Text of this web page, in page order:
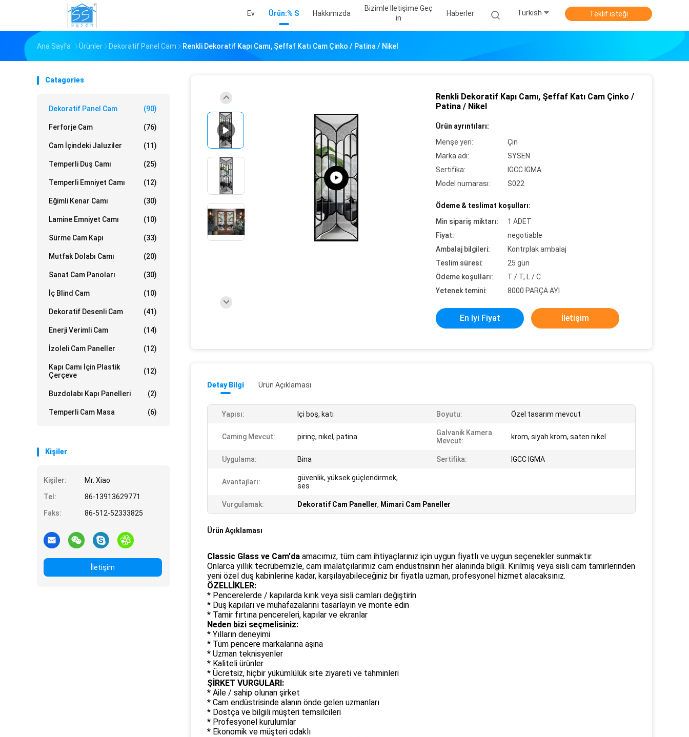
Ev Ürün:% S Hakkımızda
Bizimle Iletişime Geç
In
Haberler Turkish Teklif isteği
Ana Sayfa Ürünler Dekoratif Panel Cam Renkli Dekoratif Kapı Camı, Şeffaf Katı Cam Çinko / Patina / Nikel
Catagories
Dekoratif Panel Cam (90)
Ferforje Cam (76)
Cam İçindeki Jaluziler (11)
Temperli Duş Camı (25)
Temperli Emniyet Camı (12)
Eğimli Kenar Camı (30)
Lamine Emniyet Camı (10)
Sürme Cam Kapı (33)
Mutfak Dolabı Camı (20)
Sanat Cam Panoları (30)
İç Blind Cam (10)
Dekoratif Desenli Cam (41)
Enerji Verimli Cam (14)
İzoleli Cam Paneller (12)
Kapı Camı İçin Plastik
Çerçeve
(12)
Buzdolabı Kapı Panelleri (2)
Temperli Cam Masa (6)
Kişiler
Kişiler:
Mr. Xiao
Tel:
86-13913629771
Faks:
86-512-52333825
İletişim
Renkli Dekoratif Kapı Camı, Şeffaf Katı Cam Çinko /
Patina / Nikel
Ürün ayrıntıları:
Menşe yeri:
Çin
Marka adı:
SYSEN
Sertifika:
IGCC IGMA
Model numarası:
S022
Ödeme & teslimat koşulları:
Min sipariş miktarı:
1 ADET
Fiyat:
negotiable
Ambalaj bilgileri:
Kontrplak ambalaj
Teslim süresi:
25 gün
Ödeme koşulları:
T / T, L / C
Yetenek temini:
8000 PARÇA AYI
En Iyi Fiyat İletişim
Detay Bilgi Ürün Açıklaması
Yapısı: Içi boş, katı Boyutu: Özel tasarım mevcut
Caming Mevcut: pirinç, nikel, patina.
Galvanik Kamera
Mevcut:
krom, siyah krom, saten nikel
Uygulama: Bina Sertifika: IGCC IGMA
Avantajları:
güvenlik, yüksek güçlendirmek,
ses
Vurgulamak: Dekoratif Cam Paneller, Mimari Cam Paneller
Ürün Açıklaması
Classic Glass ve Cam'da amacımız, tüm cam ihtiyaçlarınız için uygun fiyatlı ve uygun seçenekler sunmaktır.
Onlarca yıllık tecrübemizle, cam imalatçılarımız cam endüstrisinin her alanında bilgili. Kırılmış veya sisli cam tamirlerinden
yeni özel duş kabinlerine kadar, karşılayabileceğiniz bir fiyatla uzman, profesyonel hizmet alacaksınız.
ÖZELLİKLER:
* Pencerelerde / kapılarda kırık veya sisli camları değiştirin
* Duş kapıları ve muhafazalarını tasarlayın ve monte edin
* Tamir fırtına pencereleri, kapılar ve ekranlar
Neden bizi seçmelisiniz:
* Yılların deneyimi
* Tüm pencere markalarına aşina
* Uzman teknisyenler
* Kaliteli ürünler
* Ücretsiz, hiçbir yükümlülük site ziyareti ve tahminleri
ŞİRKET VURGULARI:
* Aile / sahip olunan şirket
* Cam endüstrisinde alanın önde gelen uzmanları
* Dostça ve bilgili müşteri temsilcileri
* Profesyonel kurulumlar
* Ekonomik ve müşteri odaklı